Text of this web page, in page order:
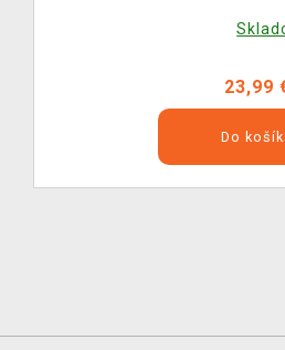
23,99
Do